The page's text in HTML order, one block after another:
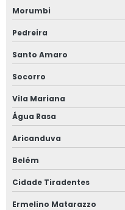
Fabricação de estrutura
Emissão de laudos
Fabricação de
Empresa de caldeiraria
Empresa de reformas
Empresa de soluções
Empresa de soluções
Morumbi
Pedreira
Santo Amaro
Socorro
Vila Mariana
Água Rasa
Aricanduva
Belém
Cidade Tiradentes
Ermelino Matarazzo